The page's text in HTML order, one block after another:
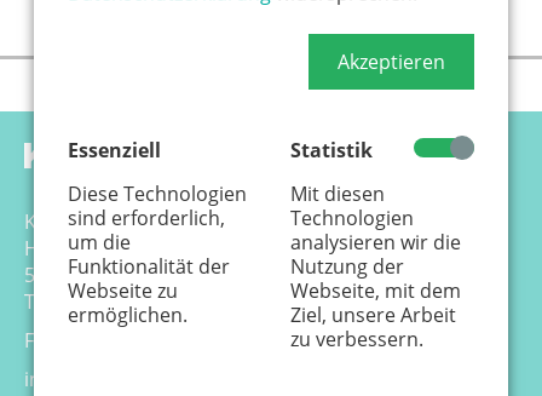
Akzeptieren
Essenziell
Diese Technologien
sind erforderlich,
um die
Funktionalität der
Webseite zu
ermöglichen.
Statistik
Mit diesen
Technologien
analysieren wir die
Nutzung der
Webseite, mit dem
Ziel, unsere Arbeit
zu verbessern.
Känguru Colonia Verlag GmbH
Hansemannstr. 17-21
50823 Köln
Tel. 0221 - 99 88 21 - 0
Fax 0221 - 99 88 21 - 99
info@kaenguru-online.de